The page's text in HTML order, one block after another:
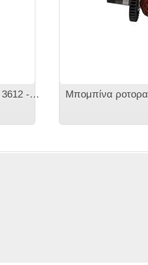
Μπομπίνα ροτορας εργαλείου MAKITA 3612 - 516588-5